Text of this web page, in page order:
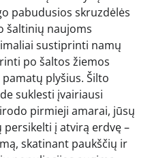
pabudusios skruzdėlės
šaltinių naujoms
sustiprinti namų
po šaltos žiemos
plyšius. Šilto
suklesti įvairiausi
pirmieji amarai, jūsų
į atvirą erdvę –
skatinant paukščių ir